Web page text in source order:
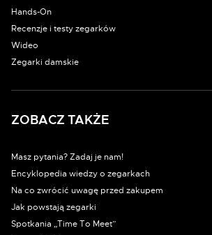
Hands-On
Recenzje i testy zegarków
Wideo
Zegarki damskie
ZOBACZ TAKŻE
Masz pytania? Zadaj je nam!
Encyklopedia wiedzy o zegarkach
Na co zwrócić uwagę przed zakupem
Jak powstają zegarki
Spotkania „Time To Meet”